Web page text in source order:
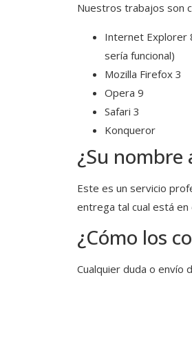
Nuestros trabajos son
Internet Explorer
sería funcional)
Mozilla Firefox 3
Opera 9
Safari 3
Konqueror
¿Su nombre
Este es un servicio
entrega tal cual está en
¿Cómo los
Cualquier duda o envío